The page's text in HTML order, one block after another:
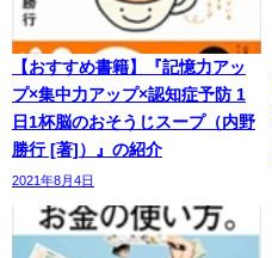
【おすすめ書籍】『記憶力アッ
プ×集中力アップ×認知症予防 1
日1杯脳のおそうじスープ（内野
勝行 [著]）』の紹介
2021年8月4日